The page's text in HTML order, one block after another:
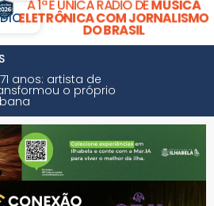
A 1ª E ÚNICA RÁDIO DEMÚSICA
ELETRÔNICA COM JORNALISMO
DO BRASIL
anos: artista de
o próprio